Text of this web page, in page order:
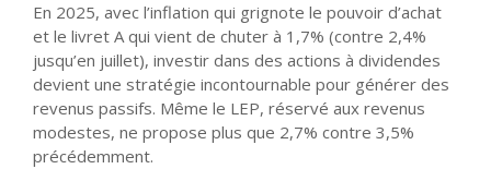
En 2025, avec l’inflation qui grignote le pouvoir d’achat
et le livret A qui vient de chuter à 1,7% (contre 2,4%
jusqu’en juillet), investir dans des actions à dividendes
devient une stratégie incontournable pour générer des
revenus passifs. Même le LEP, réservé aux revenus
modestes, ne propose plus que 2,7% contre 3,5%
précédemment.